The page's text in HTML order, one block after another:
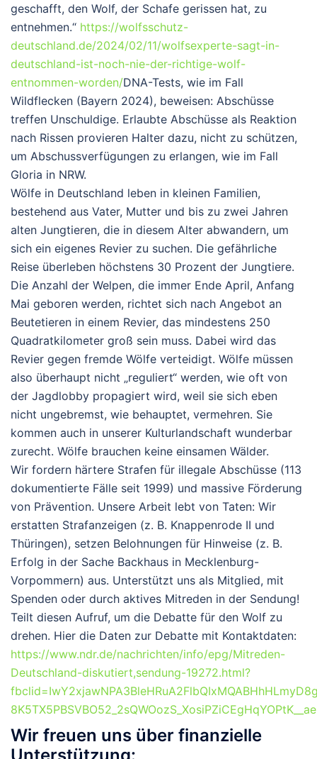
geschafft, den Wolf, der Schafe gerissen hat, zu
entnehmen.“ https://wolfsschutz-
deutschland.de/2024/02/11/wolfsexperte-sagt-in-
deutschland-ist-noch-nie-der-richtige-wolf-
entnommen-worden/DNA-Tests, wie im Fall
Wildflecken (Bayern 2024), beweisen: Abschüsse
treffen Unschuldige. Erlaubte Abschüsse als Reaktion
nach Rissen provieren Halter dazu, nicht zu schützen,
um Abschussverfügungen zu erlangen, wie im Fall
Gloria in NRW.
Wölfe in Deutschland leben in kleinen Familien,
bestehend aus Vater, Mutter und bis zu zwei Jahren
alten Jungtieren, die in diesem Alter abwandern, um
sich ein eigenes Revier zu suchen. Die gefährliche
Reise überleben höchstens 30 Prozent der Jungtiere.
Die Anzahl der Welpen, die immer Ende April, Anfang
Mai geboren werden, richtet sich nach Angebot an
Beutetieren in einem Revier, das mindestens 250
Quadratkilometer groß sein muss. Dabei wird das
Revier gegen fremde Wölfe verteidigt. Wölfe müssen
also überhaupt nicht „reguliert“ werden, wie oft von
der Jagdlobby propagiert wird, weil sie sich eben
nicht ungebremst, wie behauptet, vermehren. Sie
kommen auch in unserer Kulturlandschaft wunderbar
zurecht. Wölfe brauchen keine einsamen Wälder.
Wir fordern härtere Strafen für illegale Abschüsse (113
dokumentierte Fälle seit 1999) und massive Förderung
von Prävention. Unsere Arbeit lebt von Taten: Wir
erstatten Strafanzeigen (z. B. Knappenrode II und
Thüringen), setzen Belohnungen für Hinweise (z. B.
Erfolg in der Sache Backhaus in Mecklenburg-
Vorpommern) aus. Unterstützt uns als Mitglied, mit
Spenden oder durch aktives Mitreden in der Sendung!
Teilt diesen Aufruf, um die Debatte für den Wolf zu
drehen. Hier die Daten zur Debatte mit Kontaktdaten:
https://www.ndr.de/nachrichten/info/epg/Mitreden-
Deutschland-diskutiert,sendung-19272.html?
Wir freuen uns über finanzielle